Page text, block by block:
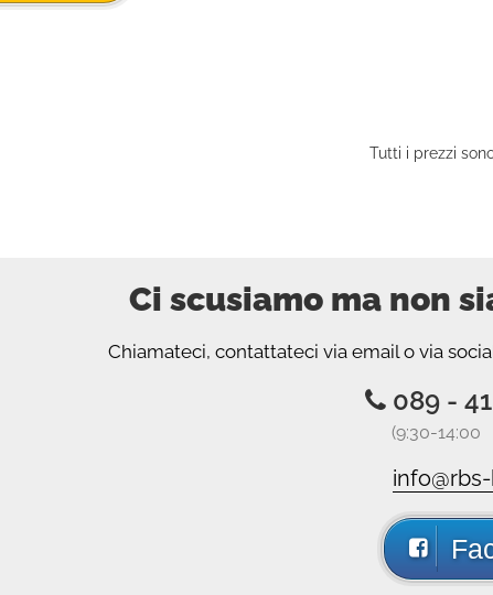
Tutti i prezzi
Ci scusiamo ma non
Chiamateci, contattateci via email o via
089 -
(9:30-14:00